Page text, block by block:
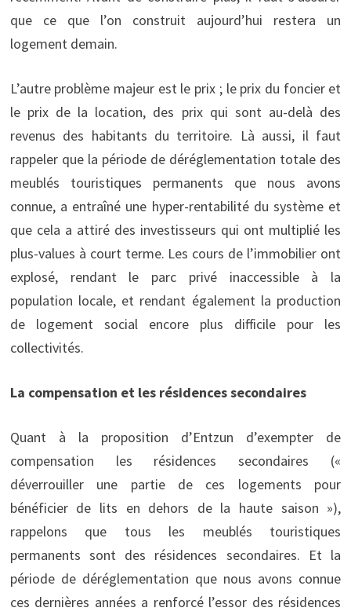
que ce que l’on construit aujourd’hui restera un
logement demain.
L’autre problème majeur est le prix ; le prix du foncier et
le prix de la location, des prix qui sont au-delà des
revenus des habitants du territoire. Là aussi, il faut
rappeler que la période de déréglementation totale des
meublés touristiques permanents que nous avons
connue, a entraîné une hyper-rentabilité du système et
que cela a attiré des investisseurs qui ont multiplié les
plus-values à court terme. Les cours de l’immobilier ont
explosé, rendant le parc privé inaccessible à la
population locale, et rendant également la production
de logement social encore plus difficile pour les
collectivités.
La compensation et les résidences secondaires
Quant à la proposition d’Entzun d’exempter de
compensation les résidences secondaires («
déverrouiller une partie de ces logements pour
bénéficier de lits en dehors de la haute saison »),
rappelons que tous les meublés touristiques
permanents sont des résidences secondaires. Et la
période de déréglementation que nous avons connue
ces dernières années a renforcé l’essor des résidences